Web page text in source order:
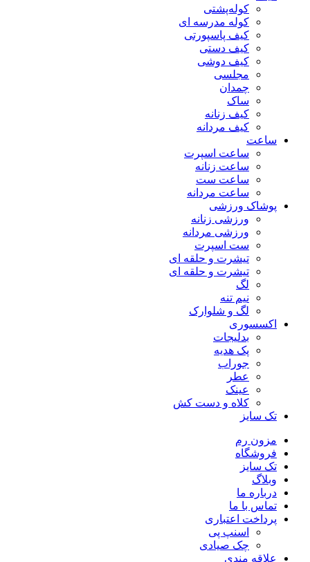
کوله‌پشتی
کوله مدرسه ای
کیف پاسپورتی
کیف دستی
کیف دوشی
مجلسی
چمدان
ساک
کیف زنانه
کیف مردانه
ساعت
ساعت اسپرت
ساعت زنانه
ساعت ست
ساعت مردانه
پوشاک ورزشی
ورزشی زنانه
ورزشی مردانه
ست اسپرت
تیشرت و حلقه ای
تیشرت و حلقه ای
لگ
نیم تنه
لگ و شلوارک
اکسسوری
بدلیجات
پک هدیه
جوراب
عطر
عینک
کلاه و دست کش
تک سایز
مزون رم
فروشگاه
تک سایز
وبلاگ
درباره ما
تماس با ما
پرداخت اعتباری
اسنپ پی
چک صیادی
علاقه مندی